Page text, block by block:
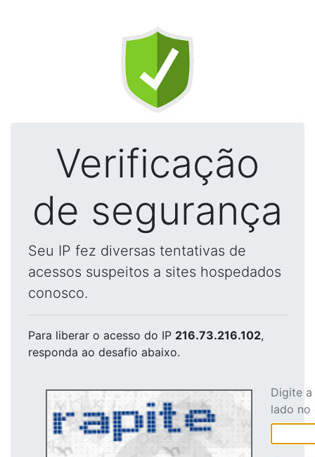
Verificação
de segurança
Seu IP fez diversas tentativas de
acessos suspeitos a sites hospedados
conosco.
Para liberar o acesso do IP 216.73.216.102,
responda ao desafio abaixo.
Digite
lado no